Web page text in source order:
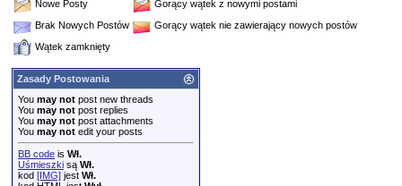
Nowe Posty
Gorący wątek z nowymi postami
Brak Nowych Postów
Gorący wątek nie zawierający nowych postów
Wątek zamknięty
Zasady Postowania
You may not post new threads
You may not post replies
You may not post attachments
You may not edit your posts
BB code is Wł.
Uśmieszki są Wł.
kod [IMG] jest Wł.